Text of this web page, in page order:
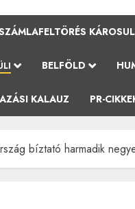
BELFÖLD
KALAUZ PR-
bíztató harmadik